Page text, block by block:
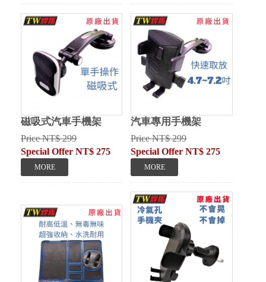
磁吸式汽車手機架
Price NT$ 299
Special Offer NT$ 275
汽車專用手機架
Price NT$ 299
Special Offer NT$ 275